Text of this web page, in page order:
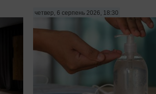
четвер, 6 серпень 2026, 18:30